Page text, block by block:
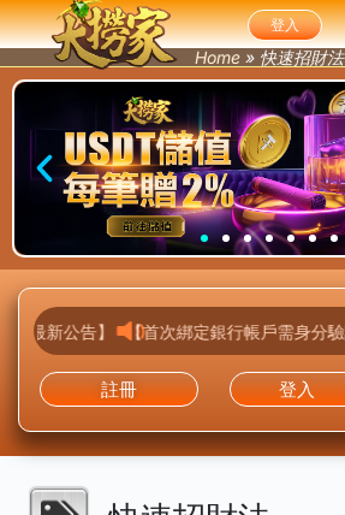
登入
Home » 快速招財法
【最新公告】 【不接收任何第三方支付】
註冊 登入